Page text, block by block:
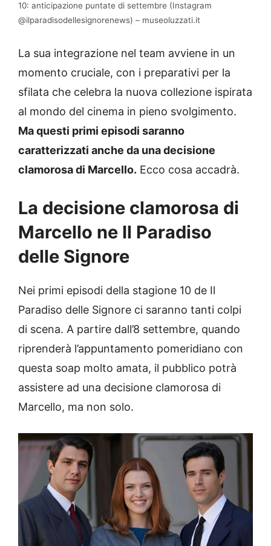
10: anticipazione puntate di settembre (Instagram
@ilparadisodellesignorenews) – museoluzzati.it
La sua integrazione nel team avviene in un
momento cruciale, con i preparativi per la
sfilata che celebra la nuova collezione ispirata
al mondo del cinema in pieno svolgimento.
Ma questi primi episodi saranno
caratterizzati anche da una decisione
clamorosa di Marcello. Ecco cosa accadrà.
La decisione clamorosa di
Marcello ne Il Paradiso
delle Signore
Nei primi episodi della stagione 10 de Il
Paradiso delle Signore ci saranno tanti colpi
di scena. A partire dall’8 settembre, quando
riprenderà l’appuntamento pomeridiano con
questa soap molto amata, il pubblico potrà
assistere ad una decisione clamorosa di
Marcello, ma non solo.